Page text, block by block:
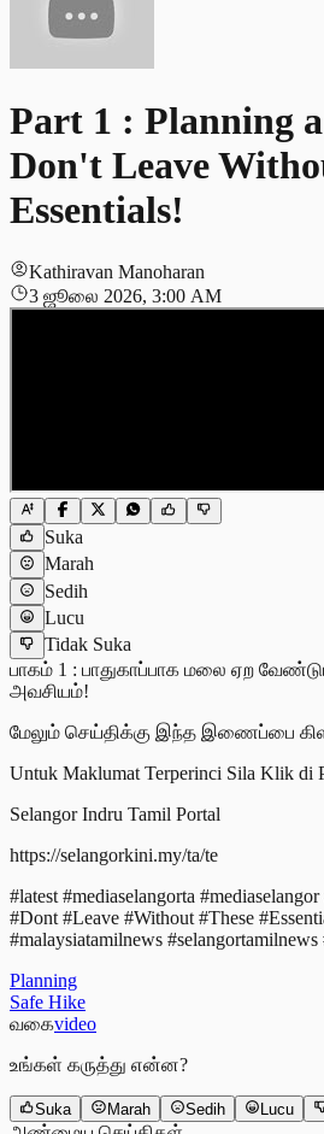
Part 1 : Planning
Don't Leave
Essentials!
Kathiravan Manoharan
3 ஜூலை 2026, 3:00 AM
Suka
Marah
Sedih
Lucu
Tidak Suka
பாகம் 1 : பாதுகாப்பாக மலை ஏற
அவசியம்!
மேலும் செய்திக்கு இந்த இணைப்பை
Untuk Maklumat Terperinci Sila Klik di
Selangor Indru Tamil Portal
https://selangorkini.my/ta/te
#latest #mediaselangorta
#Dont #Leave #Without #These
#malaysiatamilnews
Planning
Safe Hike
வகைvideo
உங்கள் கருத்து என்ன?
Suka Marah Sedih Lucu